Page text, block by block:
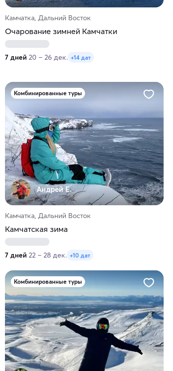
Камчатка, Дальний Восток
Очарование зимней Камчатки
7 дней 20 – 26 дек. +14 дат
Комбинированные туры
Андрей Е.
Камчатка, Дальний Восток
Камчатская зима
7 дней 22 – 28 дек. +10 дат
Комбинированные туры